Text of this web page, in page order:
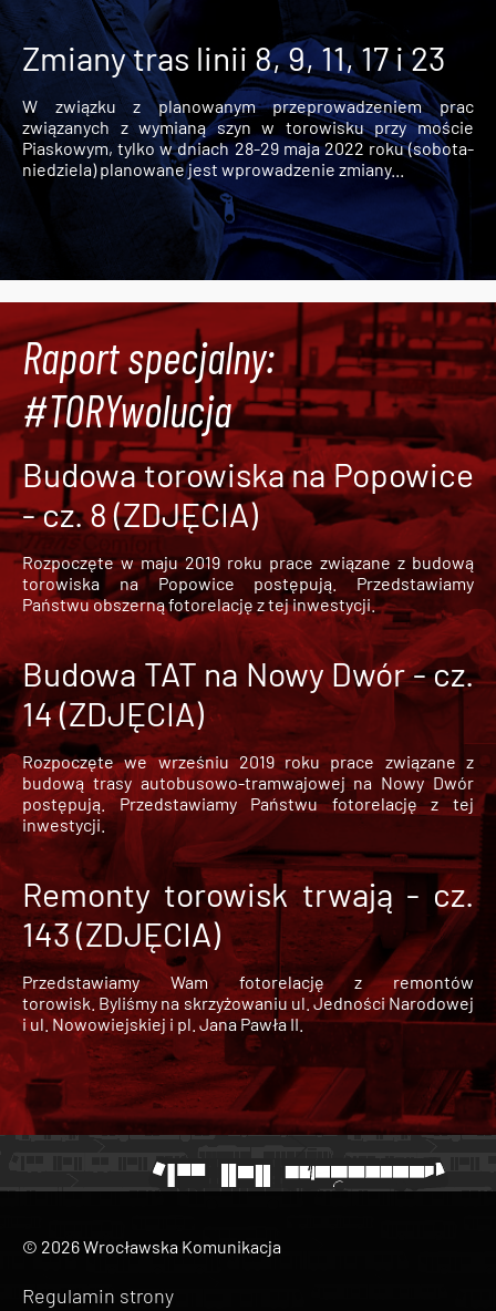
Zmiany tras linii 8, 9, 11, 17 i 23
W związku z planowanym przeprowadzeniem prac
związanych z wymianą szyn w torowisku przy moście
Piaskowym, tylko w dniach 28-29 maja 2022 roku (sobota-
niedziela) planowane jest wprowadzenie zmiany...
Raport specjalny:
#TORYwolucja
Budowa torowiska na Popowice
- cz. 8 (ZDJĘCIA)
Rozpoczęte w maju 2019 roku prace związane z budową
torowiska na Popowice
postępują. Przedstawiamy
Państwu obszerną fotorelację z tej inwestycji.
Budowa TAT na Nowy Dwór - cz.
14 (ZDJĘCIA)
Rozpoczęte we wrześniu 2019 roku prace związane z
budową trasy autobusowo-tramwajowej na Nowy Dwór
postępują. Przedstawiamy Państwu fotorelację z tej
inwestycji.
Remonty torowisk trwają - cz.
143 (ZDJĘCIA)
Przedstawiamy Wam fotorelację z remontów
torowisk. Byliśmy na skrzyżowaniu ul. Jedności Narodowej
i ul. Nowowiejskiej i pl. Jana Pawła II.
© 2026 Wrocławska Komunikacja
Regulamin strony